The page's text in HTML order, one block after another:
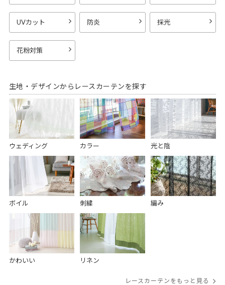
UVカット 防炎 採光
花粉対策
生地・デザインからレースカーテンを探す
ウェディング カラー 光と陰
ボイル 刺繍 編み
かわいい リネン
レースカーテンをもっと見る